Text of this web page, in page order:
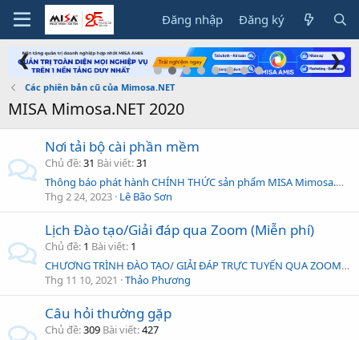
Đăng nhập Đăng ký
❮ ❯
Các phiên bản cũ của Mimosa.NET
MISA Mimosa.NET 2020
Nơi tải bộ cài phần mềm
Chủ đề 31 Bài viết 31
Thông báo phát hành CHÍNH THỨC sản phẩm MISA Mimosa.NET 2020 phiên bản R17.6
Thg 2 24, 2023 Lê Bão Sơn
Lịch Đào tạo/Giải đáp qua Zoom (Miễn phí)
Chủ đề 1 Bài viết 1
CHƯƠNG TRÌNH ĐÀO TẠO/ GIẢI ĐÁP TRỰC TUYẾN QUA ZOOM (MIỄN PHÍ)
Thg 11 10, 2021
Thảo Phương
Câu hỏi thường gặp
Chủ đề 309 Bài viết 427